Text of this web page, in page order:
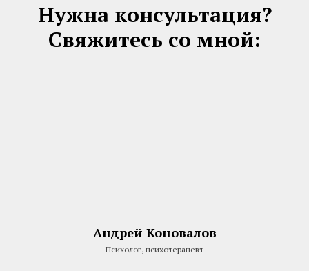
Нужна консультация?
Свяжитесь со мной:
Андрей Коновалов
Психолог, психотерапевт